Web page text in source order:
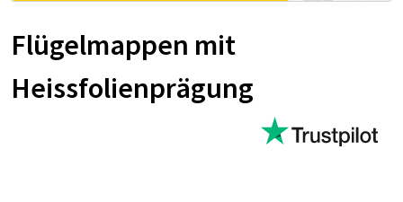
Flügelmappen mit
Heissfolienprägung